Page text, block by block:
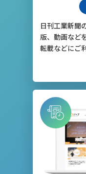
日刊工業新聞
版、動画など
転載などにご